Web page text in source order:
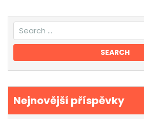
Nejnovější příspěvky